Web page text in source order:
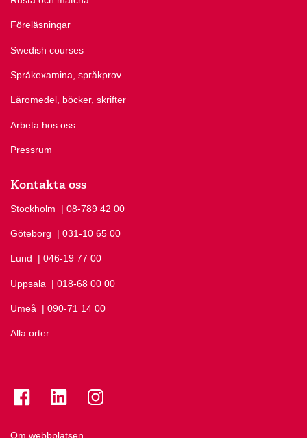
Föreläsningar
Swedish courses
Språkexamina, språkprov
Läromedel, böcker, skrifter
Arbeta hos oss
Pressrum
Kontakta oss
Stockholm Ring Stockholm på
| 08-789 42 00
Göteborg Ring Göteborg på
| 031-10 65 00
Lund Ring Lund på
| 046-19 77 00
Uppsala Ring Uppsala på
| 018-68 00 00
Umeå Ring Umeå på
| 090-71 14 00
Alla orter
Om webbplatsen
Se folkuniversitetet på Facebook
Se folkuniversitetet på LinkedIn